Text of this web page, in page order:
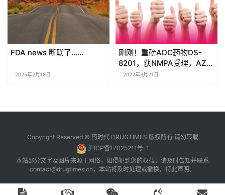
FDA news 断联了……
2025年2月18日
刚刚！重磅ADC药物DS-
8201，获NMPA受理，AZ为
它花了69亿美元！
2022年3月21日
Copyright Reserved © 药时代 DRUGTIMES 版权所有 请勿转载
沪ICP备17025211号-1
本站部分文字及图片来源于网络，如侵犯到您的权益，请及时告知并联系
contact@drugtimes.cn ，本站将及时处理或撤换，特此声明。